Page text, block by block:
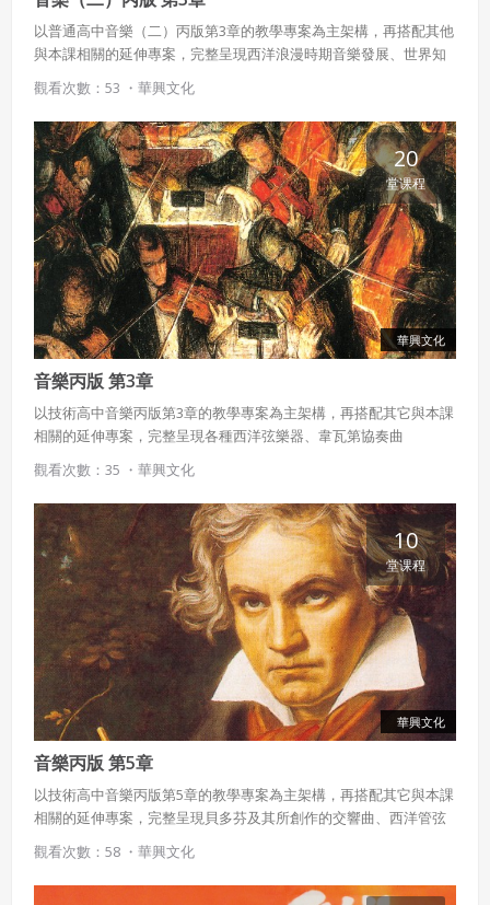
以普通高中音樂（二）丙版第3章的教學專案為主架構，再搭配其他
與本課相關的延伸專案，完整呈現西洋浪漫時期音樂發展、世界知
名歌劇院、和聲等豐富內容。
觀看次數：53 ・ 華興文化
華興文化
20
堂课程
音樂丙版 第3章
以技術高中音樂丙版第3章的教學專案為主架構，再搭配其它與本課
相關的延伸專案，完整呈現各種西洋弦樂器、韋瓦第協奏曲
觀看次數：35 ・ 華興文化
華興文化
10
堂课程
音樂丙版 第5章
以技術高中音樂丙版第5章的教學專案為主架構，再搭配其它與本課
相關的延伸專案，完整呈現貝多芬及其所創作的交響曲、西洋管弦
觀看次數：58 ・ 華興文化